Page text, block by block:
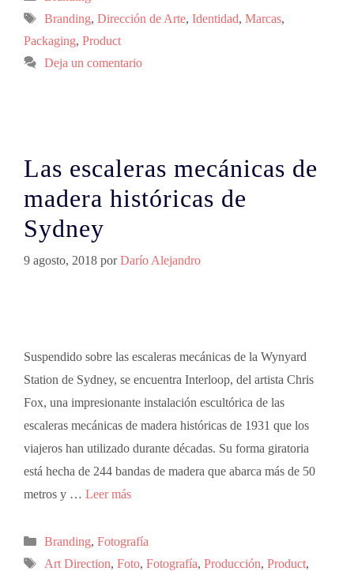
Branding, Dirección de Arte, Identidad, Marcas,
Packaging, Product
Deja un comentario
Las escaleras mecánicas de
madera históricas de
Sydney
9 agosto, 2018 porDarío Alejandro
Suspendido sobre las escaleras mecánicas de la Wynyard
Station de Sydney, se encuentra Interloop, del artista Chris
Fox, una impresionante instalación escultórica de las
escaleras mecánicas de madera históricas de 1931 que los
viajeros han utilizado durante décadas. Su forma giratoria
está hecha de 244 bandas de madera que abarca más de 50
metros y … Leer más
Branding, Fotografía
Art Direction, Foto, Fotografía, Producción, Product,